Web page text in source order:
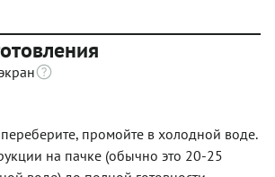
промойте в холодной воде.
на пачке (обычно это 20-25